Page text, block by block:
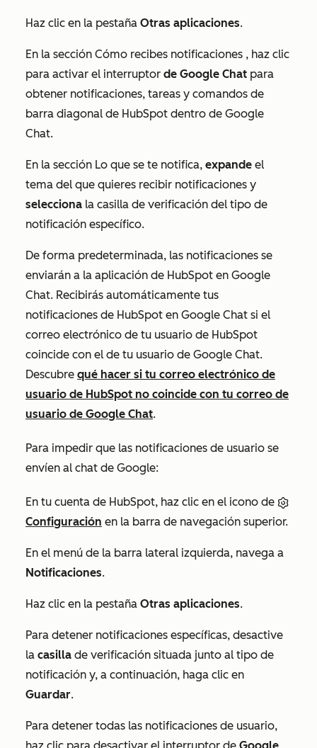
Haz clic en la pestaña Otras aplicaciones.
En la sección Cómo recibes notificaciones , haz clic
para activar el interruptor de Google Chat para
obtener notificaciones, tareas y comandos de
barra diagonal de HubSpot dentro de Google
Chat.
En la sección Lo que se te notifica, expande el
tema del que quieres recibir notificaciones y
selecciona la casilla de verificación del tipo de
notificación específico.
De forma predeterminada, las notificaciones se
enviarán a la aplicación de HubSpot en Google
Chat. Recibirás automáticamente tus
notificaciones de HubSpot en Google Chat si el
correo electrónico de tu usuario de HubSpot
coincide con el de tu usuario de Google Chat.
Descubre qué hacer si tu correo electrónico de
usuario de HubSpot no coincide con tu correo de
usuario de Google Chat.
Para impedir que las notificaciones de usuario se
envíen al chat de Google:
En tu cuenta de HubSpot, haz clic en el icono de
Configuración en la barra de navegación superior.
En el menú de la barra lateral izquierda, navega a
Notificaciones.
Haz clic en la pestaña Otras aplicaciones.
Para detener notificaciones específicas, desactive
la casilla de verificación situada junto al tipo de
notificación y, a continuación, haga clic en
Guardar.
Para detener todas las notificaciones de usuario,